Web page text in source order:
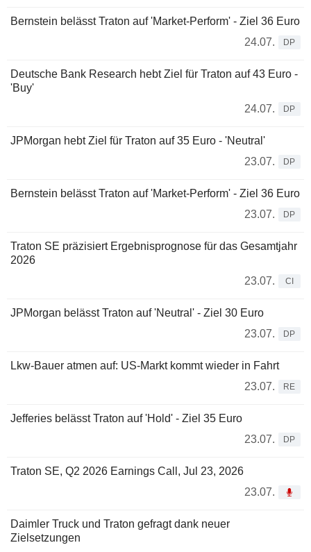
Bernstein belässt Traton auf 'Market-Perform' - Ziel 36 Euro
24.07.
DP
Deutsche Bank Research hebt Ziel für Traton auf 43 Euro -
'Buy'
24.07.
DP
JPMorgan hebt Ziel für Traton auf 35 Euro - 'Neutral'
23.07.
DP
Bernstein belässt Traton auf 'Market-Perform' - Ziel 36 Euro
23.07.
DP
Traton SE präzisiert Ergebnisprognose für das Gesamtjahr
2026
23.07.
CI
JPMorgan belässt Traton auf 'Neutral' - Ziel 30 Euro
23.07.
DP
Lkw-Bauer atmen auf: US-Markt kommt wieder in Fahrt
23.07.
RE
Jefferies belässt Traton auf 'Hold' - Ziel 35 Euro
23.07.
DP
Traton SE, Q2 2026 Earnings Call, Jul 23, 2026
23.07.
Daimler Truck und Traton gefragt dank neuer
Zielsetzungen